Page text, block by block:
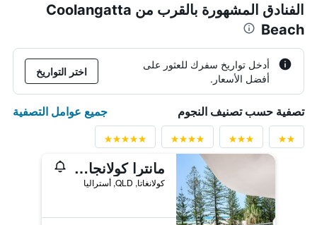
الفنادق المشهورة بالقرب من Coolangatta
Beach
أدخل تواريخ سفرك للعثور على
أفضل الأسعار.
اختر التواريخ
تصفية حسب تصنيف النجوم جميع عوامل التصفية
مانترا كولانجاتا بيتش
كولانغاتا, QLD, أستراليا